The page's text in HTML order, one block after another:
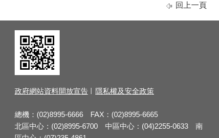
回上一頁
政府網站資料開放宣告 隱私權及安全政策
總機：(02)8995-6666 FAX：(02)8995-6665
北區中心：(02)8995-6700 中區中心：(04)2255-0633 南